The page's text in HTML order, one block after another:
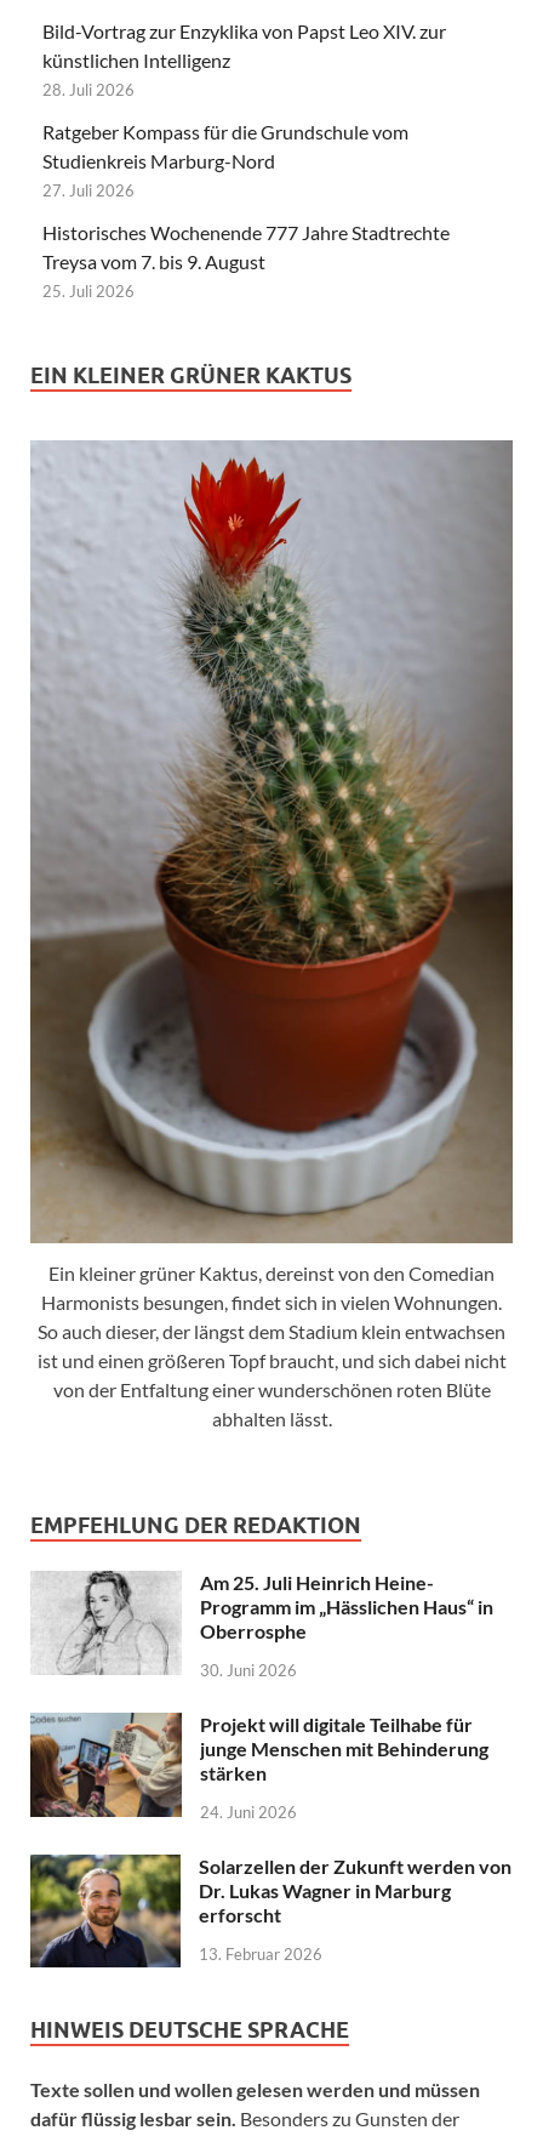
Bild-Vortrag zur Enzyklika von Papst Leo XIV. zur
künstlichen Intelligenz
28. Juli 2026
Ratgeber Kompass für die Grundschule vom
Studienkreis Marburg-Nord
27. Juli 2026
Historisches Wochenende 777 Jahre Stadtrechte
Treysa vom 7. bis 9. August
25. Juli 2026
EIN KLEINER GRÜNER KAKTUS
Ein kleiner grüner Kaktus, dereinst von den Comedian
Harmonists besungen, findet sich in vielen Wohnungen.
So auch dieser, der längst dem Stadium klein entwachsen
ist und einen größeren Topf braucht, und sich dabei nicht
von der Entfaltung einer wunderschönen roten Blüte
abhalten lässt.
EMPFEHLUNG DER REDAKTION
Am 25. Juli Heinrich Heine-
Programm im „Hässlichen Haus“ in
Oberrosphe
30. Juni 2026
Projekt will digitale Teilhabe für
junge Menschen mit Behinderung
stärken
24. Juni 2026
Solarzellen der Zukunft werden von
Dr. Lukas Wagner in Marburg
erforscht
13. Februar 2026
HINWEIS DEUTSCHE SPRACHE
Texte sollen und wollen gelesen werden und müssen
dafür flüssig lesbar sein. Besonders zu Gunsten der